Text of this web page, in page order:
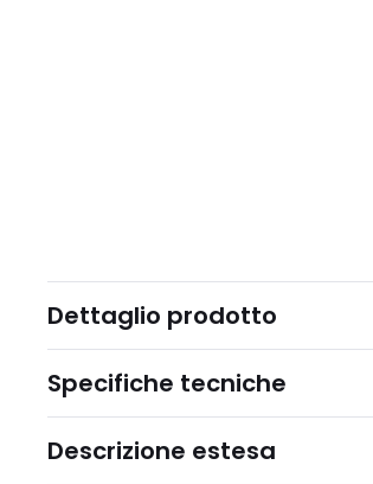
Dettaglio prodotto
Specifiche tecniche
Descrizione estesa